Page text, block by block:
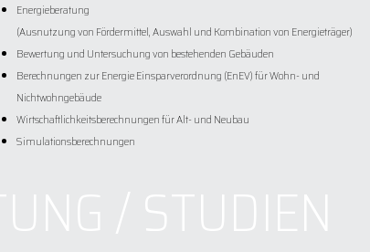
Energieberatung
(Ausnutzung von Fördermittel, Auswahl und Kombination von Energieträger)
Bewertung und Untersuchung von bestehenden Gebäuden
Berechnungen zur Energie Einsparverordnung (EnEV) für Wohn- und
Nichtwohngebäude
Wirtschaftlichkeitsberechnungen für Alt- und Neubau
Simulationsberechnungen